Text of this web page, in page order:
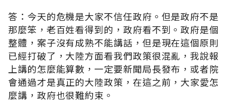
答：今天的危機是大家不信任政府。但是政府不是
那麼笨，老百姓看得到的，政府看不到。政府是個
整體，案子沒有成熟不能講話，但是現在這個原則
已經打破了，大陸方面看我們政策很混亂，我說報
上講的怎麼能算數，一定要新聞局長發布，或者院
會通過才是真正的大陸政策，在這之前，大家愛怎
麼講，政府也很難約束。